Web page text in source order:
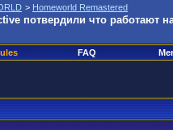
> Homeworld Remastered
потвердили что работают
FAQ